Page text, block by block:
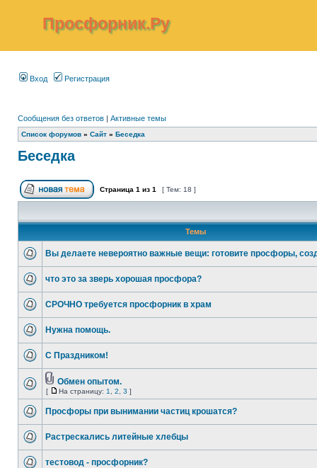
Просфорник.Ру
Вход Регистрация
Сообщения без ответов | Активные темы
Список форумов » Сайт » Беседка
Беседка
Страница 1 из 1 [ Тем: 18 ]
Темы
Вы делаете невероятно важные вещи: готовите просфоры,
что это за зверь хорошая просфора?
СРОЧНО требуется просфорник в храм
Нужна помощь.
С Праздником!
Обмен опытом.
[ На страницу: 1 2 3 ]
Просфоры при вынимании частиц крошатся?
Растрескались литейные хлебцы
тестовод - просфорник?